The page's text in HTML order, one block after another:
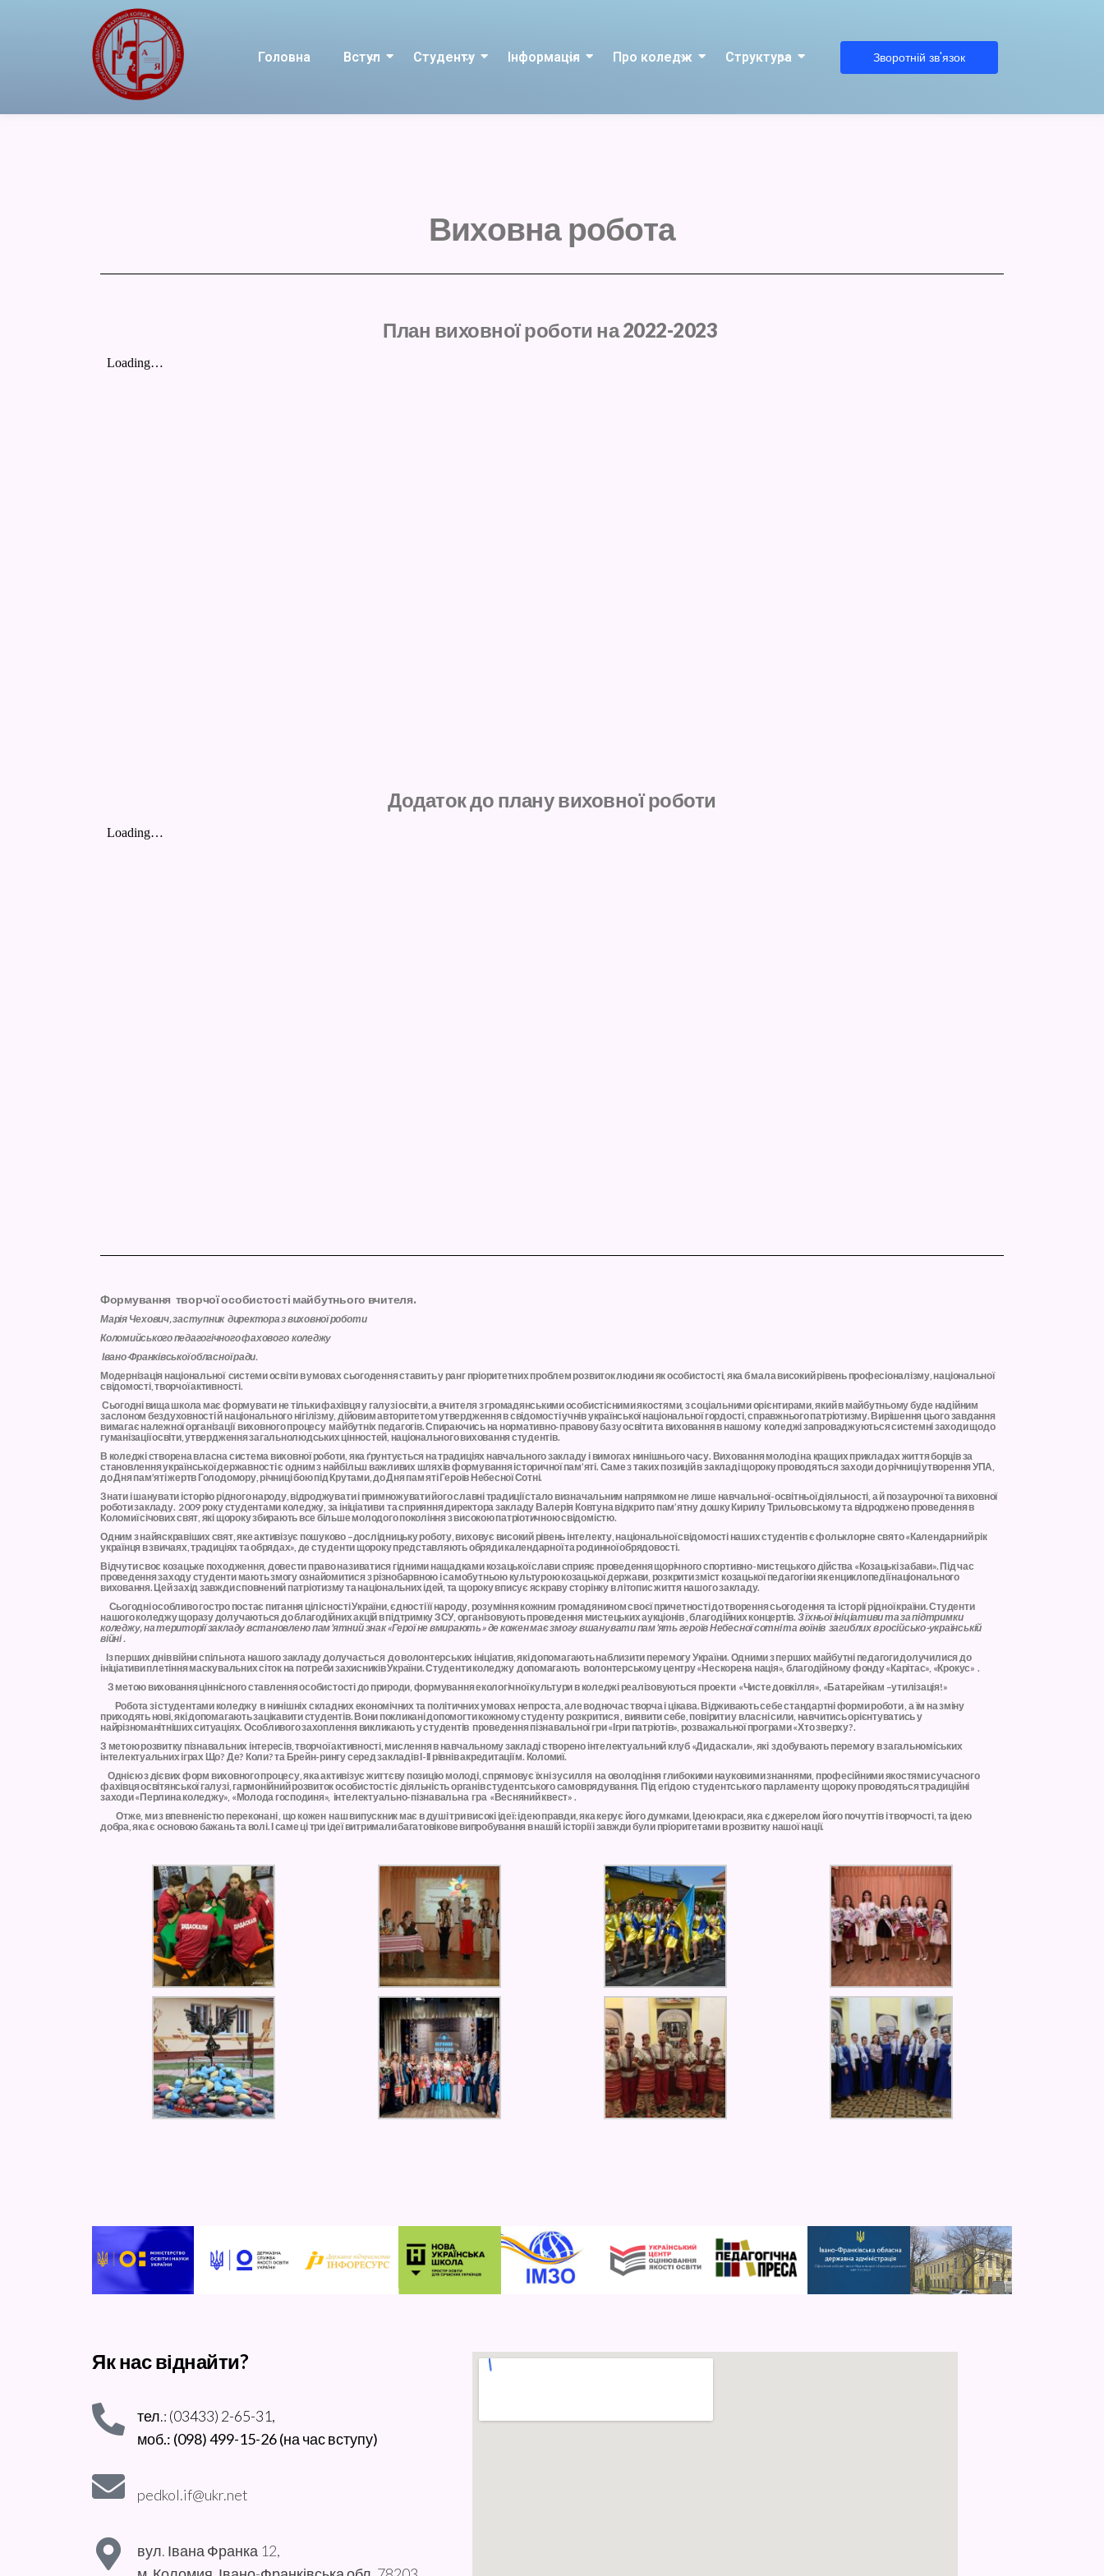
Головна Вступ Студенту Інформація Про коледж Структура Зворотній зв'язок
Виховна робота
План виховної роботи на 2022-2023
Додаток до плану виховної роботи
Формування творчої особистості майбутнього вчителя.
Марія Чехович, заступник директора з виховної роботи
Коломийського педагогічного фахового коледжу
Івано-Франківської обласної ради.
Модернізація національної системи освіти в умовах сьогодення ставить у ранг пріоритетних проблем розвиток людини як особистості, яка б мала високий рівень професіоналізму, національної
свідомості, творчої активності.
Сьогодні вища школа має формувати не тільки фахівця у галузі освіти, а вчителя з громадянськими особистісними якостями, з соціальними орієнтирами, який в майбутньому буде надійним
заслоном бездуховності й національного нігілізму, дійовим авторитетом утвердження в свідомості учнів української національної гордості, справжнього патріотизму. Вирішення цього завдання
вимагає належної організації виховного процесу майбутніх педагогів. Спираючись на нормативно-правову базу освіти та виховання в нашому коледжі запроваджуються системні заходи щодо
гуманізації освіти, утвердження загальнолюдських цінностей, національного виховання студентів.
В коледжі створена власна система виховної роботи, яка ґрунтується на традиціях навчального закладу і вимогах нинішнього часу. Виховання молоді на кращих прикладах життя борців за
становлення української державності є одним з найбільш важливих шляхів формування історичної пам’яті. Саме з таких позицій в закладі щороку проводяться заходи до річниці утворення УПА,
до Дня пам’яті жертв Голодомору, річниці бою під Крутами, до Дня пам яті Героїв Небесної Сотні.
Знати і шанувати історію рідного народу, відроджувати і примножувати його славні традиції стало визначальним напрямком не лише навчальної-освітньої діяльності, а й позаурочної та виховної
роботи закладу. 2009 року студентами коледжу, за ініціативи та сприяння директора закладу Валерія Ковтуна відкрито пам’ятну дошку Кирилу Трильовському та відроджено проведення в
Коломиї січових свят, які щороку збирають все більше молодого покоління з високою патріотичною свідомістю.
Одним з найяскравіших свят, яке активізує пошуково –дослідницьку роботу, виховує високий рівень інтелекту, національної свідомості наших студентів є фольклорне свято «Календарний рік
українця в звичаях, традиціях та обрядах», де студенти щороку представляють обряди календарної та родинної обрядовості.
Відчути своє козацьке походження, довести право називатися гідними нащадками козацької слави сприяє проведення щорічного спортивно-мистецького дійства «Козацькі забави». Під час
проведення заходу студенти мають змогу ознайомитися з різнобарвною і самобутньою культурою козацької держави, розкрити зміст козацької педагогіки як енциклопедії національного
виховання. Цей захід завжди сповнений патріотизму та національних ідей, та щороку вписує яскраву сторінку в літопис життя нашого закладу.
Сьогодні особливо гостро постає питання цілісності України, єдності її народу, розуміння кожним громадянином своєї причетності до творення сьогодення та історії рідної країни. Студенти
нашого коледжу щоразу долучаються до благодійних акцій в підтримку ЗСУ, організовують проведення мистецьких аукціонів , благодійних концертів. З їхньої ініціативи та за підтримки
коледжу, на території закладу встановлено пам’ятний знак «Герої не вмирають» де кожен має змогу вшанувати пам’ять героїв Небесної сотні та воїнів загиблих в російсько-українській
війні .
Із перших днів війни спільнота нашого закладу долучається до волонтерських ініціатив, які допомагають наблизити перемогу України. Одними з перших майбутні педагоги долучилися до
ініціативи плетіння маскувальних сіток на потреби захисників України. Студенти коледжу допомагають волонтерському центру «Нескорена нація», благодійному фонду «Карітас», «Крокус» .
З метою виховання ціннісного ставлення особистості до природи, формування екологічної культури в коледжі реалізовуються проекти «Чисте довкілля», «Батарейкам –утилізація!»
Робота зі студентами коледжу в нинішніх складних економічних та політичних умовах непроста, але водночас творча і цікава. Відживають себе стандартні форми роботи , а їм на зміну
приходять нові, які допомагають зацікавити студентів. Вони покликані допомогти кожному студенту розкритися , виявити себе, повірити у власні сили, навчитись орієнтуватись у
найрізноманітніших ситуаціях. Особливого захоплення викликають у студентів проведення пізнавальної гри «Ігри патріотів», розважальної програми «Хто зверху?.
З метою розвитку пізнавальних інтересів, творчої активності, мислення в навчальному закладі створено інтелектуальний клуб «Дидаскали», які здобувають перемогу в загальноміських
інтелектуальних іграх Що? Де? Коли? та Брейн-рингу серед закладів І-ІІ рівнів акредитації м. Коломиї.
Однією з дієвих форм виховного процесу, яка активізує життєву позицію молоді, спрямовує їхні зусилля на оволодіння глибокими науковими знаннями, професійними якостями сучасного
фахівця освітянської галузі, гармонійний розвиток особистості є діяльність органів студентського самоврядування. Під егідою студентського парламенту щороку проводяться традиційні
заходи «Перлина коледжу», «Молода господиня», інтелектуально-пізнавальна гра «Весняний квест» .
Отже, ми з впевненістю переконані , що кожен наш випускник має в душі три високі ідеї: ідею правди, яка керує його думками, Ідею краси, яка є джерелом його почуттів і творчості, та ідею
добра, яка є основою бажань та волі. І саме ці три ідеї витримали багатовікове випробування в нашій історії і завжди були пріоритетами в розвитку нашої нації.
Як нас віднайти?
тел.: (03433) 2-65-31,
моб.: (098) 499-15-26 (на час вступу)
pedkol.if@ukr.net
вул. Івана Франка 12,